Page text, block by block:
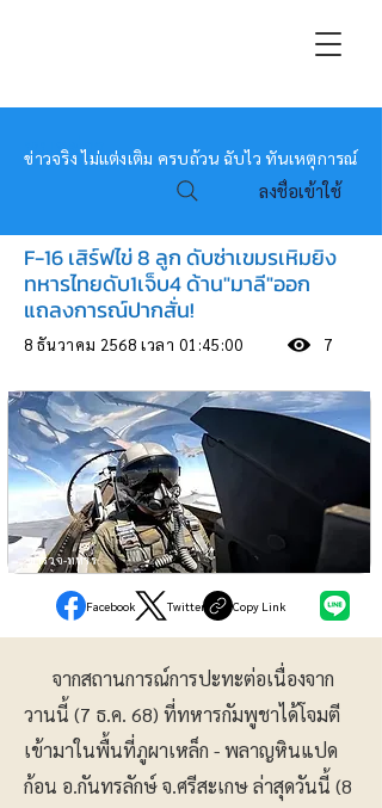
หมอข่าว
ข่าวจริง ไม่แต่งเติม ครบถ้วน ฉับไว ทันเหตุการณ์
ลงชื่อเข้าใช้
F-16 เสิร์ฟไข่ 8 ลูก ดับซ่าเขมรเหิมยิง
ทหารไทยดับ1เจ็บ4 ด้าน"มาลี"ออก
แถลงการณ์ปากสั่น!
8 ธันวาคม 2568 เวลา 01:45:00 7
ตำรวจ-ทหาร
Facebook Twitter Copy Link
จากสถานการณ์การปะทะต่อเนื่องจาก
วานนี้ (7 ธ.ค. 68) ที่ทหารกัมพูชาได้โจมตี
เข้ามาในพื้นที่ภูผาเหล็ก - พลาญหินแปด
ก้อน อ.กันทรลักษ์ จ.ศรีสะเกษ ล่าสุดวันนี้ (8